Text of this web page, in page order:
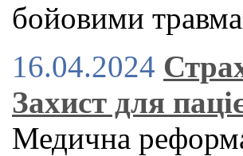
бойовими
16.04.2024
Захист для
Медична